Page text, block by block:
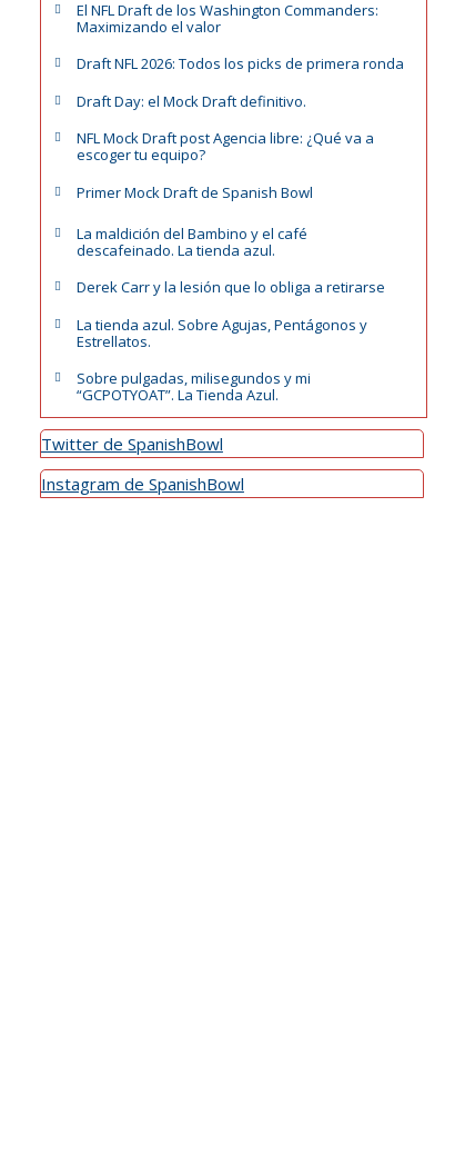
El NFL Draft de los Washington Commanders:
Maximizando el valor
Draft NFL 2026: Todos los picks de primera ronda
Draft Day: el Mock Draft definitivo.
NFL Mock Draft post Agencia libre: ¿Qué va a
escoger tu equipo?
Primer Mock Draft de Spanish Bowl
La maldición del Bambino y el café
descafeinado. La tienda azul.
Derek Carr y la lesión que lo obliga a retirarse
La tienda azul. Sobre Agujas, Pentágonos y
Estrellatos.
Sobre pulgadas, milisegundos y mi
“GCPOTYOAT”. La Tienda Azul.
Twitter de SpanishBowl
Instagram de SpanishBowl